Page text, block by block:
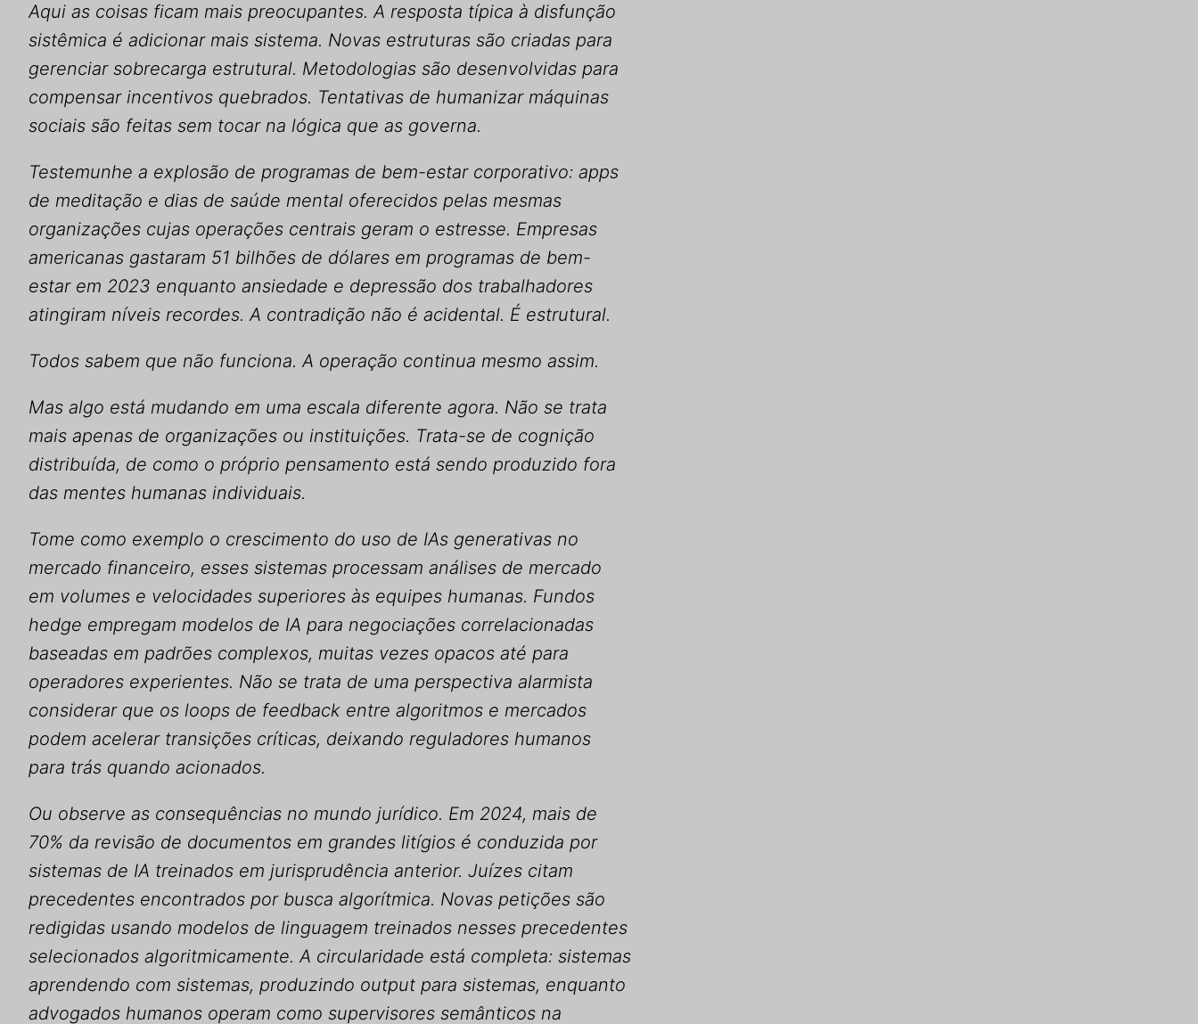
Aqui as coisas ficam mais preocupantes. A resposta típica à disfunção
sistêmica é adicionar mais sistema. Novas estruturas são criadas para
gerenciar sobrecarga estrutural. Metodologias são desenvolvidas para
compensar incentivos quebrados. Tentativas de humanizar máquinas
sociais são feitas sem tocar na lógica que as governa.
Testemunhe a explosão de programas de bem-estar corporativo: apps
de meditação e dias de saúde mental oferecidos pelas mesmas
organizações cujas operações centrais geram o estresse. Empresas
americanas gastaram 51 bilhões de dólares em programas de bem-
estar em 2023 enquanto ansiedade e depressão dos trabalhadores
atingiram níveis recordes. A contradição não é acidental. É estrutural.
Todos sabem que não funciona. A operação continua mesmo assim.
Mas algo está mudando em uma escala diferente agora. Não se trata
mais apenas de organizações ou instituições. Trata-se de cognição
distribuída, de como o próprio pensamento está sendo produzido fora
das mentes humanas individuais.
Tome como exemplo o crescimento do uso de IAs generativas no
mercado financeiro, esses sistemas processam análises de mercado
em volumes e velocidades superiores às equipes humanas. Fundos
hedge empregam modelos de IA para negociações correlacionadas
baseadas em padrões complexos, muitas vezes opacos até para
operadores experientes. Não se trata de uma perspectiva alarmista
considerar que os loops de feedback entre algoritmos e mercados
podem acelerar transições críticas, deixando reguladores humanos
para trás quando acionados.
Ou observe as consequências no mundo jurídico. Em 2024, mais de
70% da revisão de documentos em grandes litígios é conduzida por
sistemas de IA treinados em jurisprudência anterior. Juízes citam
precedentes encontrados por busca algorítmica. Novas petições são
redigidas usando modelos de linguagem treinados nesses precedentes
selecionados algoritmicamente. A circularidade está completa: sistemas
aprendendo com sistemas, produzindo output para sistemas, enquanto
advogados humanos operam como supervisores semânticos na